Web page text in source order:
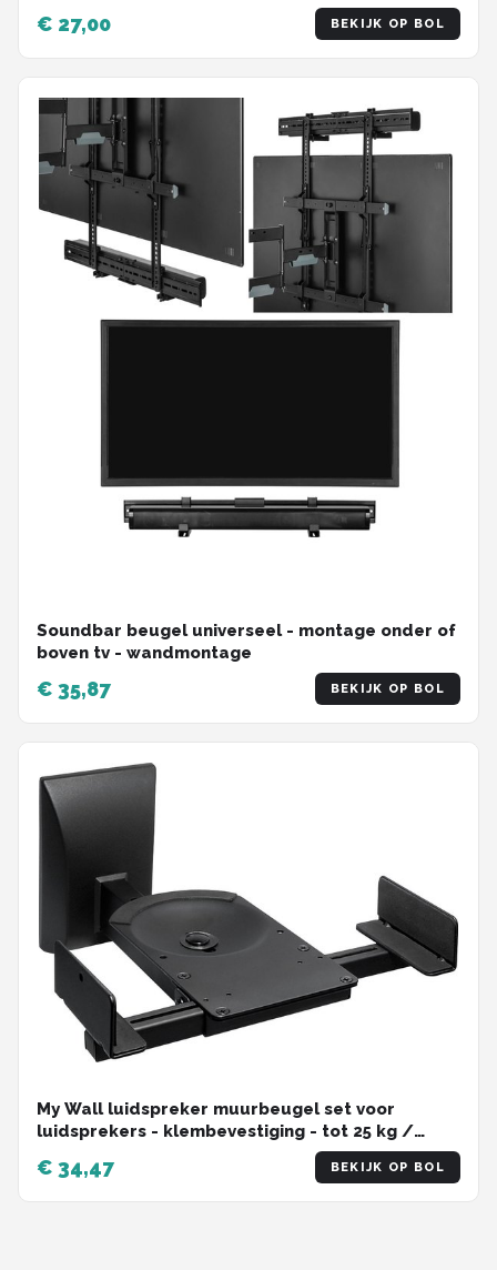
€ 27,00 BEKIJK OP BOL
Soundbar beugel universeel - montage onder of
boven tv - wandmontage
€ 35,87 BEKIJK OP BOL
My Wall luidspreker muurbeugel set voor
luidsprekers - klembevestiging - tot 25 kg /
€ 34,47 BEKIJK OP BOL